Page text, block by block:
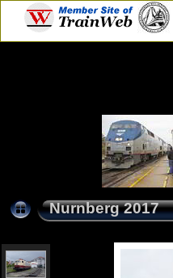
Nurnberg 2017